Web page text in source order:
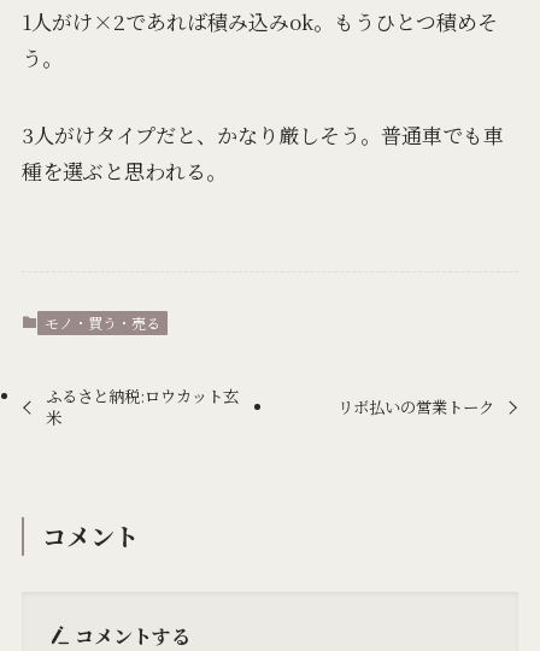
1人がけ×2であれば積み込みok。もうひとつ積めそ
う。
3人がけタイプだと、かなり厳しそう。普通車でも車
種を選ぶと思われる。
モノ・買う・売る
ふるさと納税:ロウカット玄
米
リボ払いの営業トーク
コメント
コメントする